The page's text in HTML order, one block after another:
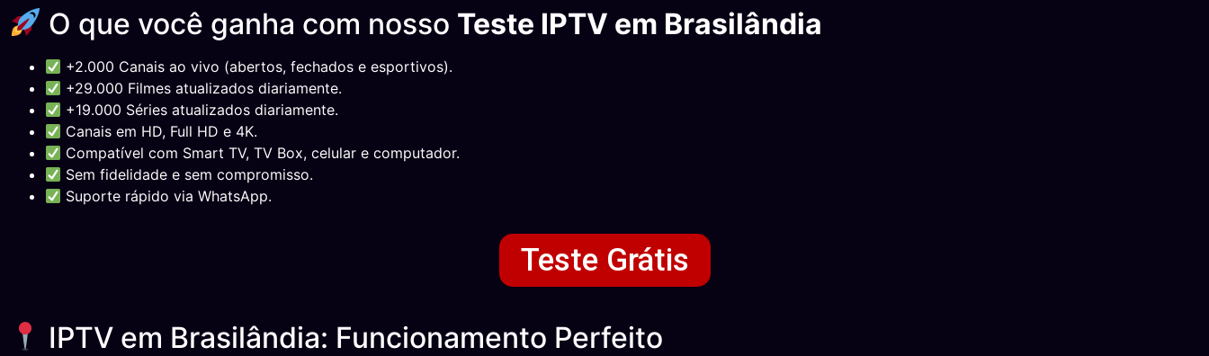
O que você ganha com nosso Teste IPTV em Brasilândia
+2.000 Canais ao vivo (abertos, fechados e esportivos).
+29.000 Filmes atualizados diariamente.
+19.000 Séries atualizados diariamente.
Canais em HD, Full HD e 4K.
Compatível com Smart TV, TV Box, celular e computador.
Sem fidelidade e sem compromisso.
Suporte rápido via WhatsApp.
Teste Grátis
IPTV em Brasilândia: Funcionamento Perfeito